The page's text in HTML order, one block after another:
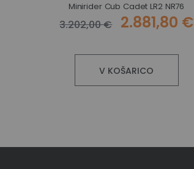
Minirider Cub Cadet LR2 NR76
3.202,00 € 2.881,80 €
V KOŠARICO